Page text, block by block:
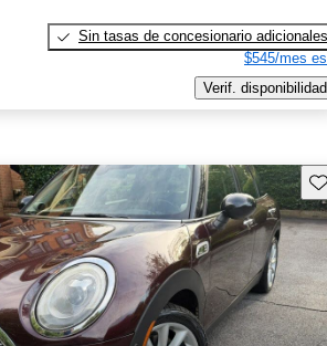
Sin tasas de concesionario adicionales
$545/mes
Verif. disponibilidad